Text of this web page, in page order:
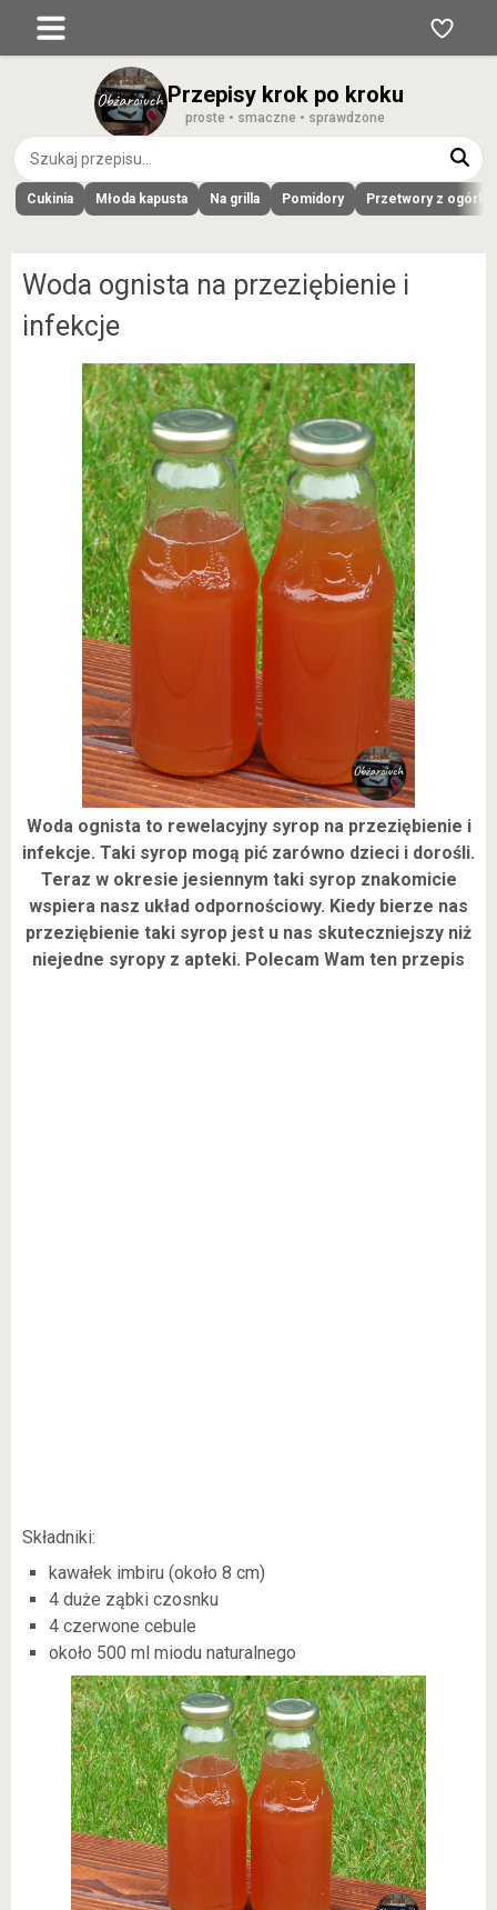
Przepisy krok po kroku
proste • smaczne • sprawdzone
Cukinia Młoda kapusta Na grilla Pomidory Przetwory z
Woda ognista na przeziębienie i
infekcje
Woda ognista to rewelacyjny syrop na przeziębienie i
infekcje. Taki syrop mogą pić zarówno dzieci i dorośli.
Teraz w okresie jesiennym taki syrop znakomicie
wspiera nasz układ odpornościowy. Kiedy bierze nas
przeziębienie taki syrop jest u nas skuteczniejszy niż
niejedne syropy z apteki. Polecam Wam ten przepis
Składniki:
kawałek imbiru (około 8 cm)
4 duże ząbki czosnku
4 czerwone cebule
około 500 ml miodu naturalnego